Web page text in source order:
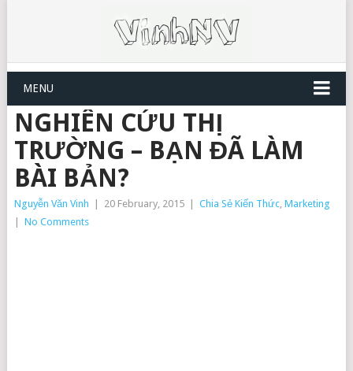
MENU
NGHIÊN CỨU THỊ
TRƯỜNG – BẠN ĐÃ LÀM
BÀI BẢN?
Nguyễn Văn Vinh 20 February, 2015 Chia Sẻ Kiến Thức, Marketing
No Comments